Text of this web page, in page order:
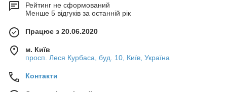
Рейтинг не сформований
Менше 5 відгуків за останній рік
Працює з 20.06.2020
м. Київ
просп. Леся Курбаса, буд. 10, Київ, Україна
Контакти